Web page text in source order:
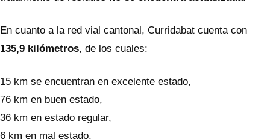
En cuanto a la red vial cantonal, Curridabat cuenta con
135,9 kilómetros, de los cuales:
15 km se encuentran en excelente estado,
76 km en buen estado,
36 km en estado regular,
6 km en mal estado,